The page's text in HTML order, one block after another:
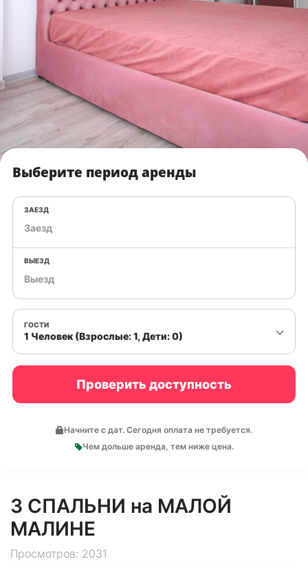
Выберите период аренды
ЗАЕЗД
ВЫЕЗД
ГОСТИ
1 Человек (Взрослые: 1, Дети: 0)
Проверить доступность
Начните с дат. Сегодня оплата не требуется.
Чем дольше аренда, тем ниже цена.
3 СПАЛЬНИ на МАЛОЙ
МАЛИНЕ
Просмотров: 2031